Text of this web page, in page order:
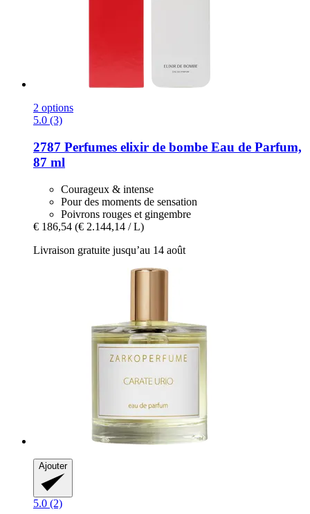
2 options
5.0 (3)
2787 Perfumes elixir de bombe Eau de Parfum,
87 ml
Courageux & intense
Pour des moments de sensation
Poivrons rouges et gingembre
€ 186,54 (€ 2.144,14 / L)
Livraison gratuite jusqu’au 14 août
Ajouter
5.0 (2)